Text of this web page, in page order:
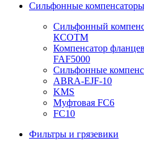
Сильфонные
Сильфонный
КСОТM
Компенсатор
FAF5000
Сильфонные
ABRA-EJF-10
KMS
Муфтовая FC6
FC10
Фильтры и грязевики